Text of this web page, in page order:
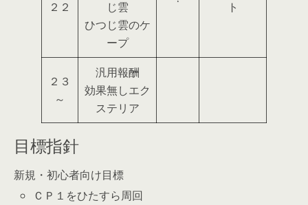
２２
じ雲
ひつじ雲のケ
ープ
ト
２３
～
汎用報酬
効果無しエク
ステリア
目標指針
新規・初心者向け目標
ＣＰ１をひたすら周回